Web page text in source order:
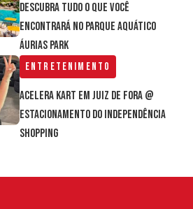
Descubra tudo o que você
encontrará no parque aquático
Áurias Park
Entretenimento
Acelera Kart em Juiz de Fora @
estacionamento do Independência
Shopping